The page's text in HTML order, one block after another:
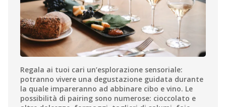
Regala ai tuoi cari un’esplorazione sensoriale:
potranno vivere una degustazione guidata durante
la quale impareranno ad abbinare cibo e vino. Le
possibilità di pairing sono numerose: cioccolato e